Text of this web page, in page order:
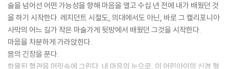
술을 넘어선 어떤 가능성을 향해 마음을 열고 수십 년 전에 내가 배웠던 것
을 하기 시작한다. 레지던트 시절도, 의대에서도 아닌, 바로 그 캘리포니아
사막의 어느 길가 작은 마술가게 뒷방에서 배웠던 그것을 시작한다.
마음을 차분하게 가라앉힌다.
몸의 긴장을 푼다.
함몰된 혈관을 머릿속에 그린다. 내 마음의 눈으로, 이 어린아이의 신경 혈